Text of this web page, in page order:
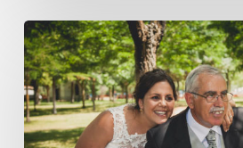
El
Padrino